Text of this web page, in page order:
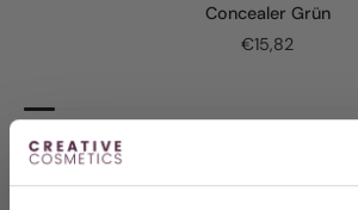
Concealer Grün
€15,82